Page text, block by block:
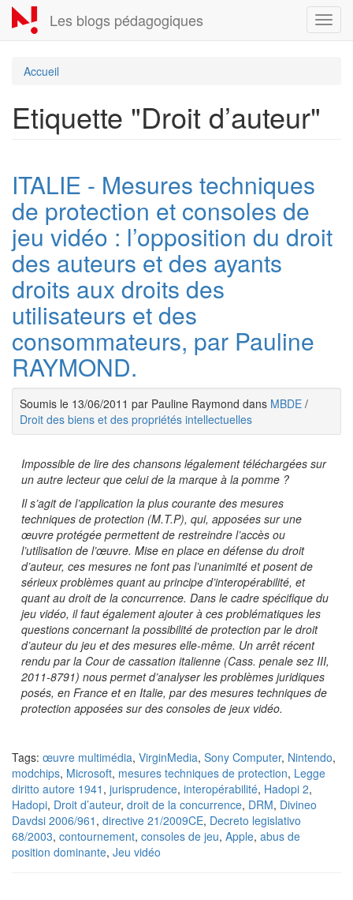
Aller
au
contenu
Les blogs pédagogiques
Accueil
Etiquette "Droit d’auteur"
ITALIE - Mesures techniques
de protection et consoles de
jeu vidéo : l’opposition du droit
des auteurs et des ayants
droits aux droits des
utilisateurs et des
consommateurs, par Pauline
RAYMOND.
Soumis le 13/06/2011 par Pauline Raymond dans MBDE /
Droit des biens et des propriétés intellectuelles
Impossible de lire des chansons légalement téléchargées sur
un autre lecteur que celui de la marque à la pomme ?
Il s’agit de l’application la plus courante des mesures
techniques de protection (M.T.P), qui, apposées sur une
œuvre protégée permettent de restreindre l’accès ou
l’utilisation de l’œuvre. Mise en place en défense du droit
d’auteur, ces mesures ne font pas l’unanimité et posent de
sérieux problèmes quant au principe d’interopérabilité, et
quant au droit de la concurrence. Dans le cadre spécifique du
jeu vidéo, il faut également ajouter à ces problématiques les
questions concernant la possibilité de protection par le droit
d’auteur du jeu et des mesures elle-même. Un arrêt récent
rendu par la Cour de cassation italienne (Cass. penale sez III,
2011-8791) nous permet d’analyser les problèmes juridiques
posés, en France et en Italie, par des mesures techniques de
protection apposées sur des consoles de jeux vidéo.
Tags: œuvre multimédia, VirginMedia, Sony Computer, Nintendo,
modchips, Microsoft, mesures techniques de protection, Legge
diritto autore 1941 , jurisprudence, interopérabilité, Hadopi 2,
Hadopi, Droit d’auteur, droit de la concurrence, DRM, Divineo
Davdsi 2006/961 , directive 21/2009CE, Decreto legislativo
68/2003, contournement, consoles de jeu, Apple, abus de
position dominante, Jeu vidéo